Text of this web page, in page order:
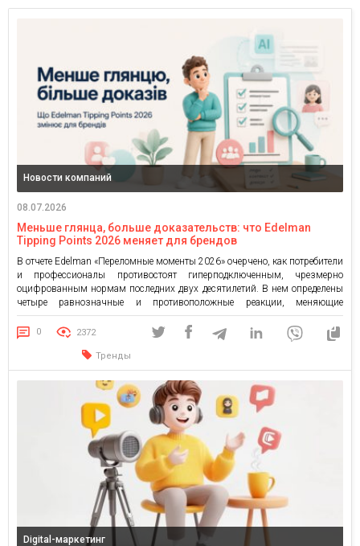
Новости компаний
08.07.2026
Меньше глянца, больше доказательств: что Edelman
Tipping Points 2026 меняет для брендов
В отчете Edelman «Переломные моменты 2026» очерчено, как потребители
и профессионалы противостоят гиперподключенным, чрезмерно
оцифрованным нормам последних двух десятилетий. В нем определены
четыре равнозначные и противоположные реакции, меняющие
коммуникацию бренда, культурное взаимодействие и бизнес-стратегию.
Далее короткий обзор от команды стратегов OMG agency. Edelman
Tipping Points 2026 описывает не тренды в привычном смысле, а
0 2372
Тренды
Digital-маркетинг